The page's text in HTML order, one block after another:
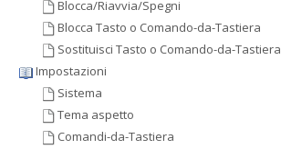
Blocca/Riavvia/Spegni
Blocca Tasto o Comando-da-Tastiera
Sostituisci Tasto o Comando-da-Tastiera
Impostazioni
Sistema
Tema aspetto
Comandi-da-Tastiera